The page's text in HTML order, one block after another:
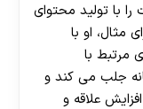
با تولید محتوای
مثال، او با
مرتبط با
جلب می‌ کند و
علاقه و